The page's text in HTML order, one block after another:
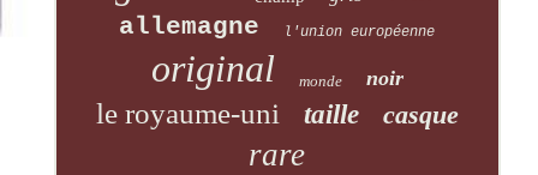
allemagne l'union européenne
original monde noir
le royaume-uni taille casque
rare